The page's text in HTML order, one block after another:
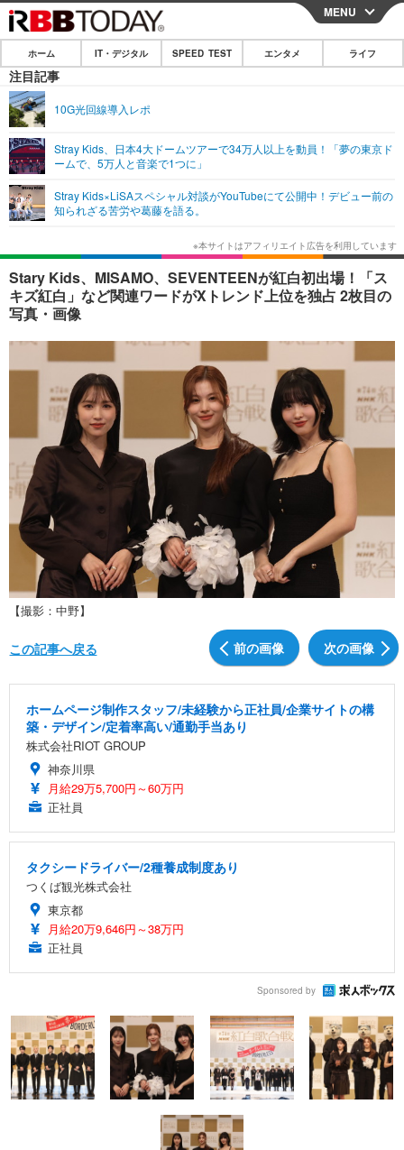
CLOSE
ホーム
IT・デジタル
ネタ
ショッピング その他
SPEED TEST
エンタメ
エンタメTOP
韓国・芸能
音楽 スポーツ
グラビア
ライフ
ライフTOP グルメ
ペット ショッピング
リリース一覧
プッシュ通知の停止方法
MENU
ホーム IT・デジタル SPEED TEST エンタメ ライフ
注目記事
10G光回線導入レポ
Stray Kids、日本4大ドームツアーで34万人以上を動員！「夢の東京ド
ームで、5万人と音楽で1つに」
Stray Kids×LiSAスペシャル対談がYouTubeにて公開中！デビュー前の
知られざる苦労や葛藤を語る。
Stary Kids、MISAMO、SEVENTEENが紅白初出場！「ス
キズ紅白」など関連ワードがXトレンド上位を独占 2枚目の
写真・画像
【撮影：中野】
前の画像 次の画像
この記事へ戻る
ホームページ制作スタッフ/未経験から正社員/企業サイトの構
築・デザイン/定着率高い/通勤手当あり
株式会社RIOT GROUP
神奈川県
月給29万5,700円～60万円
正社員
タクシードライバー/2種養成制度あり
つくば観光株式会社
東京都
月給20万9,646円～38万円
正社員
Sponsored by